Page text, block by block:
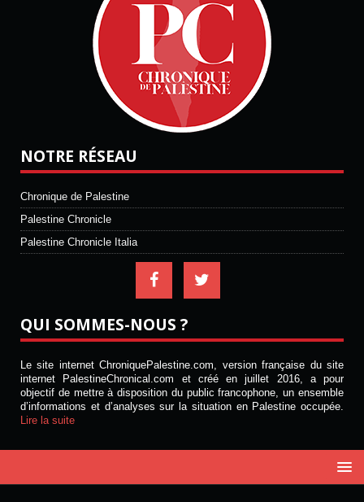
NOTRE RÉSEAU
Chronique de Palestine
Palestine Chronicle
Palestine Chronicle Italia
QUI SOMMES-NOUS ?
Le site internet ChroniquePalestine.com, version française du site
internet PalestineChronical.com et créé en juillet 2016, a pour
objectif de mettre à disposition du public francophone, un ensemble
d’informations et d’analyses sur la situation en Palestine occupée.
Lire la suite